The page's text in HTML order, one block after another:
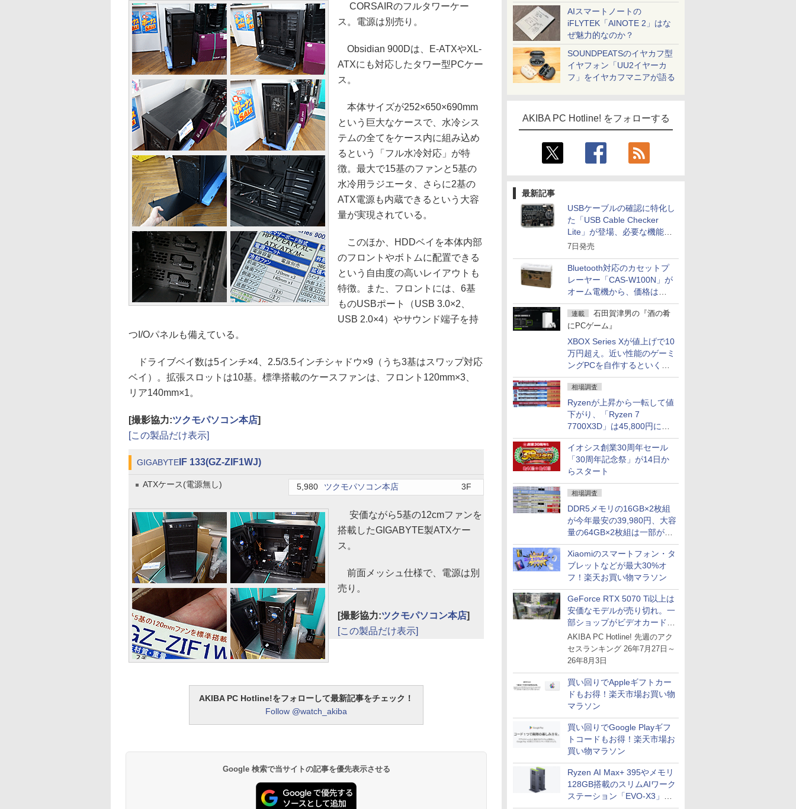
AIスマートノートの
iFLYTEK「AINOTE 2」はな
ぜ魅力的なのか？
SOUNDPEATSのイヤカフ型
イヤフォン「UU2イヤーカ
フ」をイヤカフマニアが語る
AKIBA PC Hotline! をフォローする
最新記事
USBケーブルの確認に特化し
た「USB Cable Checker
Lite」が登場、必要な機能を
凝縮しコンパクトに
7日発売
Bluetooth対応のカセットプ
レーヤー「CAS-W100N」が
オーム電機から、価格は
5,940円
連載
石田賀津男の『酒の肴
にPCゲーム』
XBOX Series Xが値上げで10
万円超え。近い性能のゲーミ
ングPCを自作するといくら
になる？
相場調査
Ryzenが上昇から一転して値
下がり、「Ryzen 7
7700X3D」は45,800円に急
落し「Ryzen 7 7800X3D」
との価格逆転解消 [8月前半の
CPU価格]
イオシス創業30周年セール
「30周年記念祭」が14日か
らスタート
相場調査
DDR5メモリの16GB×2枚組
が今年最安の39,980円、大容
量の64GB×2枚組は一部が続
騰 [8月前半のメモリ価格]
Xiaomiのスマートフォン・タ
ブレットなどが最大30%オ
フ！楽天お買い物マラソン
GeForce RTX 5070 Ti以上は
安価なモデルが売り切れ。一
部ショップがビデオカードの
購入制限を実施したニュース
が注目を集める
AKIBA PC Hotline! 先週のアク
セスランキング 26年7月27日～
26年8月3日
買い回りでAppleギフトカー
ドもお得！楽天市場お買い物
マラソン
買い回りでGoogle Playギフ
トコードもお得！楽天市場お
買い物マラソン
Ryzen AI Max+ 395やメモリ
128GB搭載のスリムAIワーク
ステーション「EVO-X3」が
CORSAIRのフルタワーケー
ス。電源は別売り。
Obsidian 900Dは、E-ATXやXL-
ATXにも対応したタワー型PCケー
ス。
本体サイズが252×650×690mm
という巨大なケースで、水冷シス
テムの全てをケース内に組み込め
るという「フル水冷対応」が特
徴。最大で15基のファンと5基の
水冷用ラジエータ、さらに2基の
ATX電源も内蔵できるという大容
量が実現されている。
このほか、HDDベイを本体内部
のフロントやボトムに配置できる
という自由度の高いレイアウトも
特徴。また、フロントには、6基
ものUSBポート（USB 3.0×2、
USB 2.0×4）やサウンド端子を持
つI/Oパネルも備えている。
ドライブベイ数は5インチ×4、2.5/3.5インチシャドウ×9（うち3基はスワップ対応
ベイ）。拡張スロットは10基。標準搭載のケースファンは、フロント120mm×3、
リア140mm×1。
[撮影協力:ツクモパソコン本店]
[この製品だけ表示]
GIGABYTE IF 133(GZ-ZIF1WJ)
ATXケース(電源無し) 5,980 ツクモパソコン本店 3F
安価ながら5基の12cmファンを
搭載したGIGABYTE製ATXケー
ス。
前面メッシュ仕様で、電源は別
売り。
[撮影協力:ツクモパソコン本店]
[この製品だけ表示]
AKIBA PC Hotline!をフォローして最新記事をチェック！
Follow @watch_akiba
Google 検索で当サイトの記事を優先表示させる